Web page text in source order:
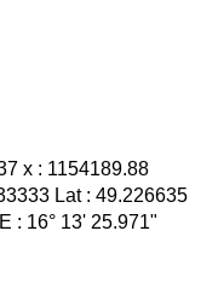
x : 1154189.88
Lat : 49.226635
: 16° 13' 25.971"